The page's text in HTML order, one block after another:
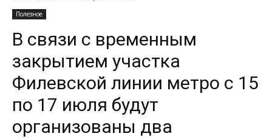
Полезное
В связи с временным
закрытием участка
Филевской линии метро с 15
по 17 июля будут
организованы два